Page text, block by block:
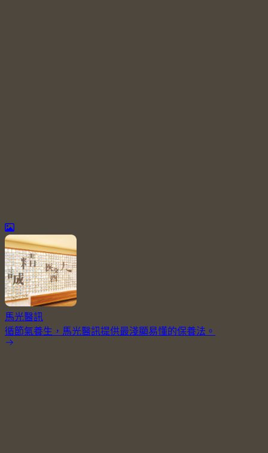
馬光醫訊
循節氣養生，馬光醫訊提供最淺顯易懂的保養法。